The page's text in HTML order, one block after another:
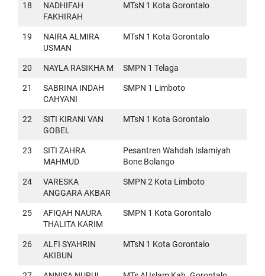
18
NADHIFAH
FAKHIRAH
MTsN 1 Kota Gorontalo
19
NAIRA ALMIRA
USMAN
MTsN 1 Kota Gorontalo
20 NAYLA RASIKHA M SMPN 1 Telaga
21
SABRINA INDAH
CAHYANI
SMPN 1 Limboto
22
SITI KIRANI VAN
GOBEL
MTsN 1 Kota Gorontalo
23
SITI ZAHRA
MAHMUD
Pesantren Wahdah Islamiyah
Bone Bolango
24
VARESKA
ANGGARA AKBAR
SMPN 2 Kota Limboto
25
AFIQAH NAURA
THALITA KARIM
SMPN 1 Kota Gorontalo
26
ALFI SYAHRIN
AKIBUN
MTsN 1 Kota Gorontalo